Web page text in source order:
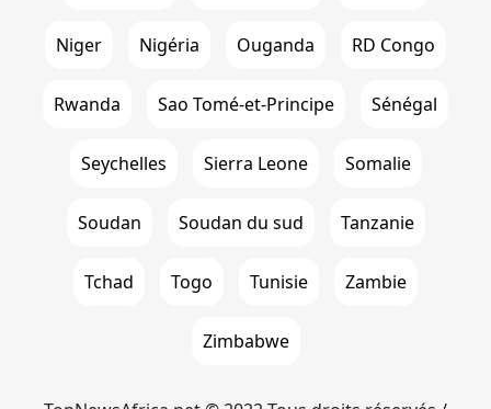
Niger Nigéria Ouganda RD Congo
Rwanda Sao Tomé-et-Principe Sénégal
Seychelles Sierra Leone Somalie
Soudan Soudan du sud Tanzanie
Tchad Togo Tunisie Zambie
Zimbabwe